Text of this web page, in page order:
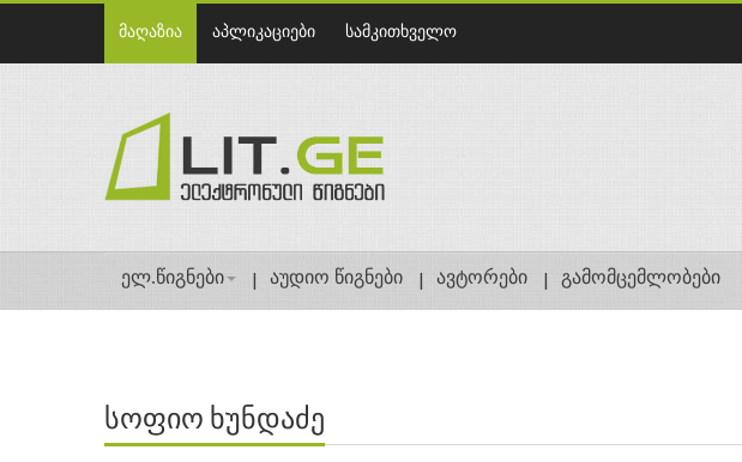
მაღაზია აპლიკაციები სამკითხველო
ელ.წიგნები აუდიო წიგნები ავტორები გამომცემლობები
სოფიო ხუნდაძე